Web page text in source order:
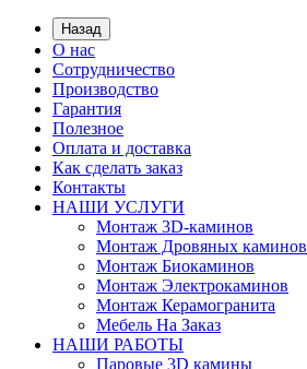
Назад
О нас
Сотрудничество
Производство
Гарантия
Полезное
Оплата и доставка
Как сделать заказ
Контакты
НАШИ УСЛУГИ
Монтаж 3D-каминов
Монтаж Дровяных каминов
Монтаж Биокаминов
Монтаж Электрокаминов
Монтаж Керамогранита
Мебель На Заказ
НАШИ РАБОТЫ
Паровые 3D камины